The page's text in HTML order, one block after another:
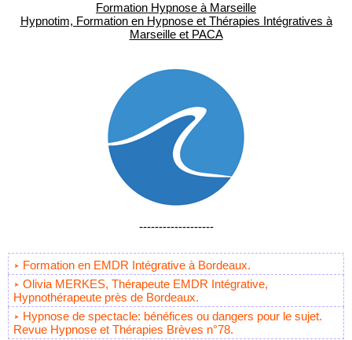
Formation Hypnose à Marseille
Hypnotim, Formation en Hypnose et Thérapies Intégratives à
Marseille et PACA
-------------------
Formation en EMDR Intégrative à Bordeaux.
Olivia MERKES, Thérapeute EMDR Intégrative,
Hypnothérapeute près de Bordeaux.
Hypnose de spectacle: bénéfices ou dangers pour le sujet.
Revue Hypnose et Thérapies Brèves n°78.